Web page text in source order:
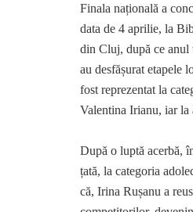
Finala națională a
data de 4 aprilie, la
din Cluj, după ce anul
au desfășurat etapele
fost reprezentat la
Valentina Irianu, iar la
După o luptă acerbă,
țată, la categoria
că, Irina Rușanu a